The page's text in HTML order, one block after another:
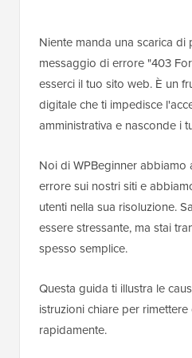
Niente manda una scarica
messaggio di errore "403
esserci il tuo sito web. È un
digitale che ti impedisce
amministrativa e nasconde i
Noi di WPBeginner
errore sui nostri siti e
utenti nella sua risoluzione.
essere stressante, ma stai
spesso semplice.
Questa guida ti illustra le
istruzioni chiare per
rapidamente.